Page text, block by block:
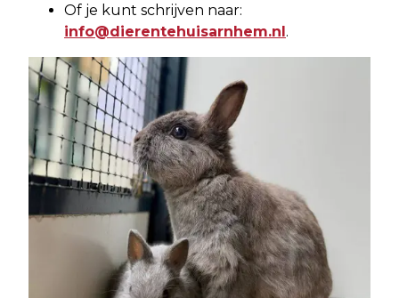
Of je kunt schrijven naar:
info@dierentehuisarnhem.nl.